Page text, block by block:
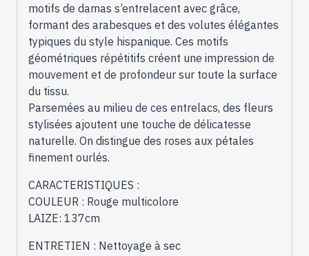
motifs de damas s’entrelacent avec grâce,
formant des arabesques et des volutes élégantes
typiques du style hispanique. Ces motifs
géométriques répétitifs créent une impression de
mouvement et de profondeur sur toute la surface
du tissu.
Parsemées au milieu de ces entrelacs, des fleurs
stylisées ajoutent une touche de délicatesse
naturelle. On distingue des roses aux pétales
finement ourlés.
CARACTERISTIQUES :
COULEUR : Rouge multicolore
LAIZE: 137cm
ENTRETIEN : Nettoyage à sec